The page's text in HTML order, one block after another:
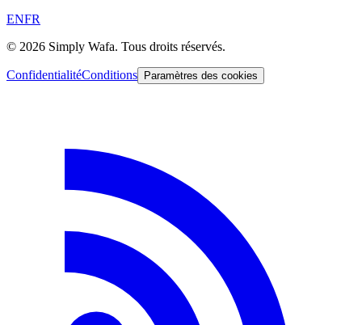
ENFR
© 2026 Simply Wafa. Tous droits réservés.
ConfidentialitéConditions Paramètres des cookies